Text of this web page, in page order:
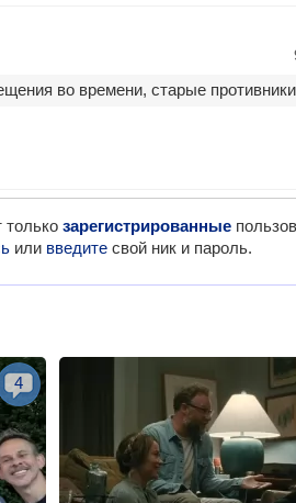
во времени, старые
только зарегистрированные
или введитесвой ник и пароль.
4